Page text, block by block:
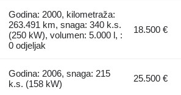
Godina: 2000, kilometraža:
263.491 km, snaga: 340 k.s.
(250 kW), volumen: 5.000 l, :
0 odjeljak
18.500 €
Godina: 2006, snaga: 215
k.s. (158 kW)
25.500 €